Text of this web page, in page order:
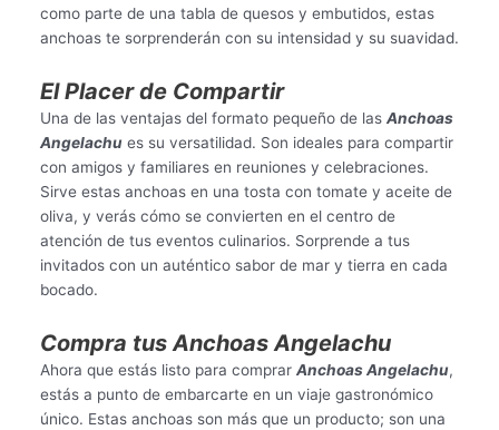
como parte de una tabla de quesos y embutidos, estas
anchoas te sorprenderán con su intensidad y su suavidad.
El Placer de Compartir
Una de las ventajas del formato pequeño de las Anchoas
Angelachu es su versatilidad. Son ideales para compartir
con amigos y familiares en reuniones y celebraciones.
Sirve estas anchoas en una tosta con tomate y aceite de
oliva, y verás cómo se convierten en el centro de
atención de tus eventos culinarios. Sorprende a tus
invitados con un auténtico sabor de mar y tierra en cada
bocado.
Compra tus Anchoas Angelachu
Ahora que estás listo para comprar Anchoas Angelachu,
estás a punto de embarcarte en un viaje gastronómico
único. Estas anchoas son más que un producto; son una